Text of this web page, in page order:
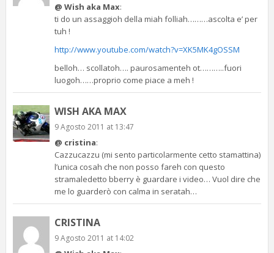
@ Wish aka Max:
ti do un assaggioh della miah folliah………ascolta e’ per
tuh !
http://www.youtube.com/watch?v=XK5MK4gOSSM
belloh… scollatoh…. paurosamenteh ot………..fuori
luogoh……proprio come piace a meh !
WISH AKA MAX
9 Agosto 2011 at 13:47
@ cristina:
Cazzucazzu (mi sento particolarmente cetto stamattina)
l’unica cosah che non posso fareh con questo
stramaledetto bberry è guardare i video… Vuol dire che
me lo guarderò con calma in seratah…
CRISTINA
9 Agosto 2011 at 14:02